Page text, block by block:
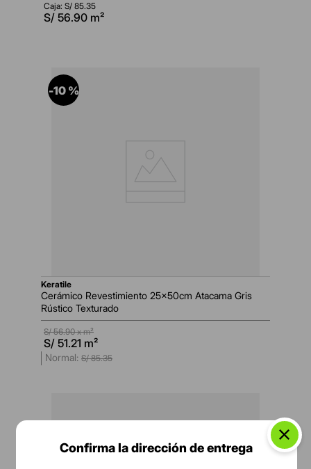
Caja: S/ 85.35
S/ 56.90 m²
-10 %
keratile
Cerámico Revestimiento 25x50cm Atacama Gris
Rústico Texturado
S/56.90x m²
S/ 51.21 m²
S/ 85.35
Confirma la dirección de entrega